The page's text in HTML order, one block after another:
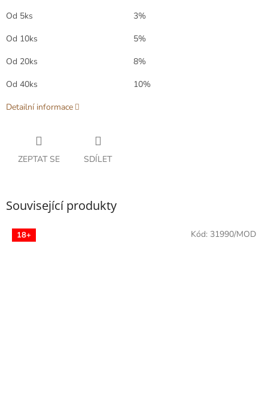
Od 5ks
3%
Od 10ks
5%
Od 20ks
8%
Od 40ks
10%
Detailní informace
ZEPTAT SE SDÍLET
Související produkty
18+ Kód: 31990/MOD